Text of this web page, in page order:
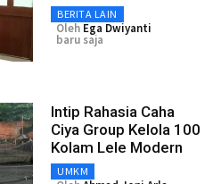
BERITA LAIN
Oleh Ega Dwiyanti
baru saja
Intip Rahasia Caha
Ciya Group Kelola 100
Kolam Lele Modern
UMKM